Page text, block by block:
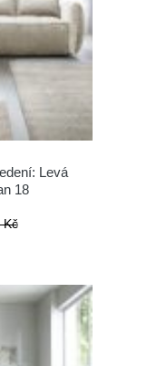
Levá
18
Kč